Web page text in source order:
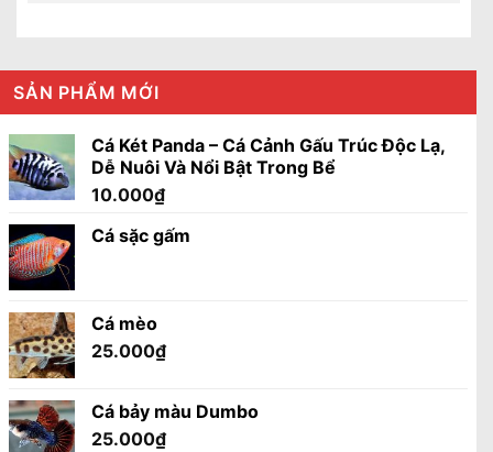
SẢN PHẨM MỚI
Cá Két Panda – Cá Cảnh Gấu Trúc Độc Lạ,
Dễ Nuôi Và Nổi Bật Trong Bể
10.000₫
Cá sặc gấm
Cá mèo
25.000₫
Cá bảy màu Dumbo
25.000₫